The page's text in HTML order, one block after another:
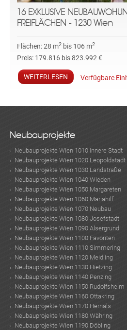
16 EXKLUSIVE
FREIFLÄCHEN - 1230 Wien
Flächen:28 m2 bis 106 m2
Preis: 179.816 bis 823.992 €
WEITERLESEN Verfügbare
Neubauprojekte
Neubauprojekte Wien 1010 Innere Stadt
Neubauprojekte Wien 1020 Leopoldstadt
Neubauprojekte Wien 1030 Landstraße
Neubauprojekte Wien 1040 Wieden
Neubauprojekte Wien 1050 Margareten
Neubauprojekte Wien 1060 Mariahilf
Neubauprojekte Wien 1070 Neubau
Neubauprojekte Wien 1080 Josefstadt
Neubauprojekte Wien 1090 Alsergrund
Neubauprojekte Wien 1100 Favoriten
Neubauprojekte Wien 1110 Simmering
Neubauprojekte Wien 1120 Meidling
Neubauprojekte Wien 1130 Hietzing
Neubauprojekte Wien 1140 Penzing
Neubauprojekte Wien 1150
Neubauprojekte Wien 1160 Ottakring
Neubauprojekte Wien 1170 Hernals
Neubauprojekte Wien 1180 Währing
Neubauprojekte Wien 1190 Döbling